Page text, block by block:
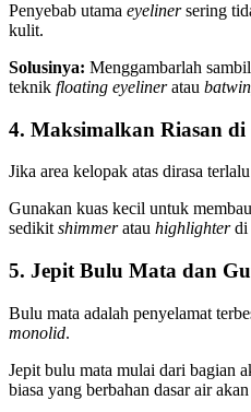
Penyebab utama eyelinersering
kulit.
Solusinya: Menggambarlah
teknik floating eyelineratau
4. Maksimalkan Riasan
Jika area kelopak atas dirasa
Gunakan kuas kecil untuk
sedikitshimmeratau highlighterdi
5. Jepit Bulu Mata dan
Bulu mata adalah penyelamat
monolid.
Jepit bulu mata mulai dari bagian
biasa yang berbahan dasar air